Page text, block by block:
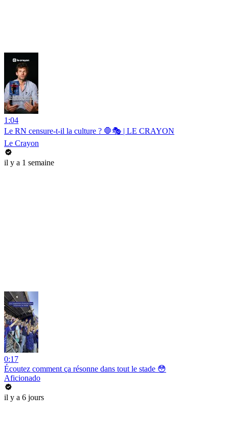
1:04
Le RN censure-t-il la culture ? 🛑🎭 | LE CRAYON
Le Crayon
il y a 1 semaine
0:17
Écoutez comment ça résonne dans tout le stade 😳
Aficionado
il y a 6 jours